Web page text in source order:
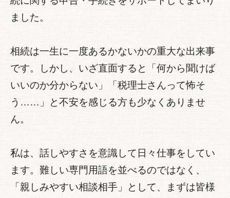
ました。
相続は一生に一度あるかないかの重大な出来事
です。しかし、いざ直面すると「何から聞けば
いいのか分からない」「税理士さんって怖そ
う……」と不安を感じる方も少なくありませ
ん。
私は、話しやすさを意識して日々仕事をしてい
ます。難しい専門用語を並べるのではなく、
「親しみやすい相談相手」として、まずは皆様